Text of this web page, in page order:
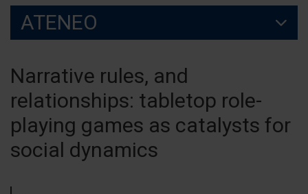
ATENEO
Narrative rules, and
relationships: tabletop role-
playing games as catalysts for
social dynamics